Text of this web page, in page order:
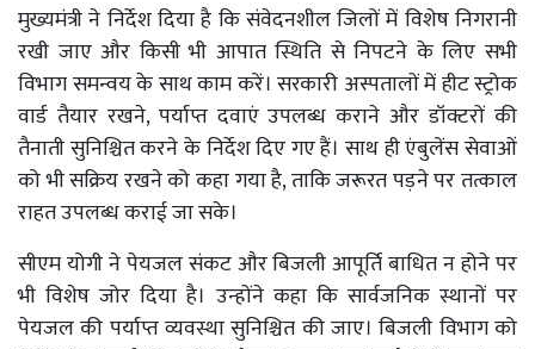
मुख्यमंत्री ने निर्देश दिया है कि संवेदनशील जिलों में विशेष निगरानी
रखी जाए और किसी भी आपात स्थिति से निपटने के लिए सभी
विभाग समन्वय के साथ काम करें। सरकारी अस्पतालों में हीट स्ट्रोक
वार्ड तैयार रखने, पर्याप्त दवाएं उपलब्ध कराने और डॉक्टरों की
तैनाती सुनिश्चित करने के निर्देश दिए गए हैं। साथ ही एंबुलेंस सेवाओं
को भी सक्रिय रखने को कहा गया है, ताकि जरूरत पड़ने पर तत्काल
राहत उपलब्ध कराई जा सके।
सीएम योगी ने पेयजल संकट और बिजली आपूर्ति बाधित न होने पर
भी विशेष जोर दिया है। उन्होंने कहा कि सार्वजनिक स्थानों पर
पेयजल की पर्याप्त व्यवस्था सुनिश्चित की जाए। बिजली विभाग को